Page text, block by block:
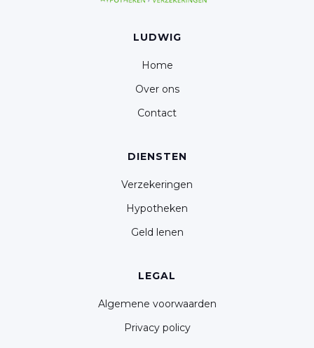
LUDWIG
Home
Over ons
Contact
DIENSTEN
Verzekeringen
Hypotheken
Geld lenen
LEGAL
Algemene voorwaarden
Privacy policy